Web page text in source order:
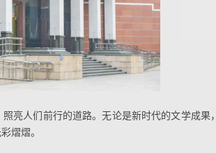
亮人们前行的道路。无论是新时代的文学成果，
熠熠。